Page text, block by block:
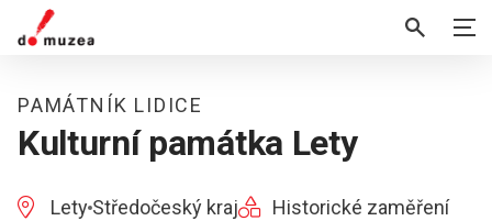
PAMÁTNÍK LIDICE
Kulturní památka Lety
Lety Středočeský kraj Historické zaměření